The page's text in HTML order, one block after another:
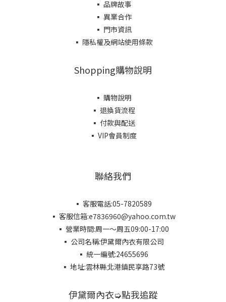
▪ 品牌故事
▪ 異業合作
▪ 門市資訊
▪ 隱私權及網站使用條款
Shopping購物說明
▪ 購物說明
▪ 退換貨流程
▪ 付款與配送
▪ VIP會員制度
聯絡我們
▪ 客服電話:05-7820589
▪ 客服信箱:e7836960@yahoo.com.tw
▪ 營業時間:周一～周五09:00-17:00
▪ 公司名稱:伊黛爾內衣有限公司
▪ 統一編號:24655696
▪ 地址:雲林縣北港鎮民享路73號
伊黛爾內衣➭點我追蹤